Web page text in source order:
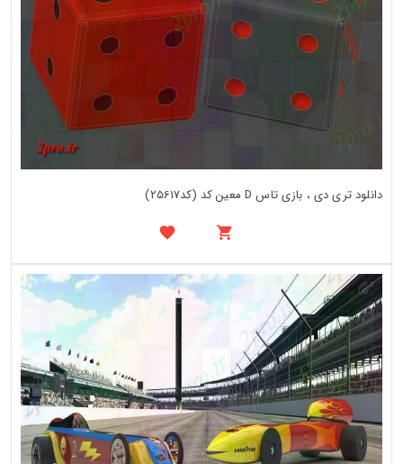
دانلود تری دی ، بازی تاس D معین کد (کد25617)